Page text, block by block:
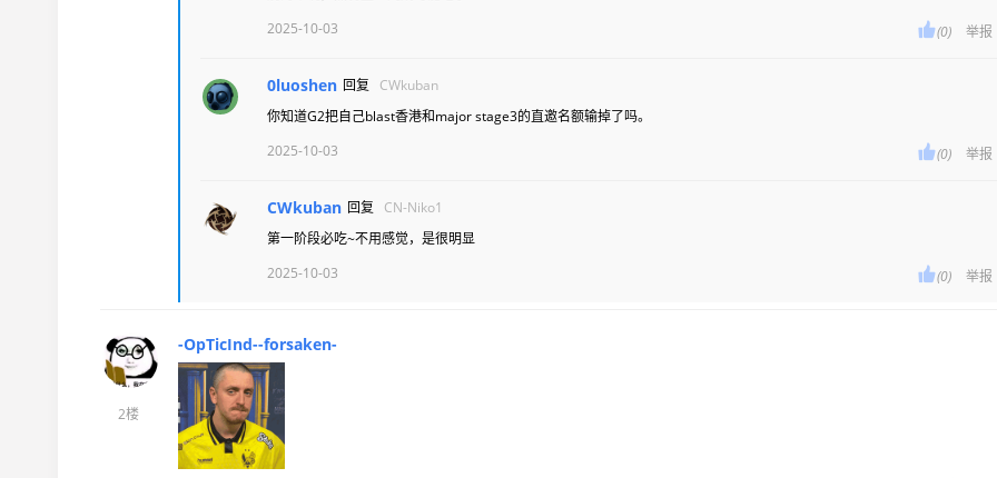
(0) 举报
2025-10-03
0luoshen 回复
CWkuban
你知道G2把自己blast香港和major stage3的直邀名额输掉了吗。
(0) 举报
2025-10-03
CWkuban 回复
CN-Niko1
第一阶段必吃~不用感觉，是很明显
(0) 举报
2025-10-03
2楼
-OpTicInd--forsaken-